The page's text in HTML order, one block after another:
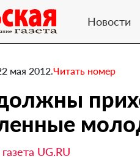
Новости
мая 2012.Читать номер
UG.RU